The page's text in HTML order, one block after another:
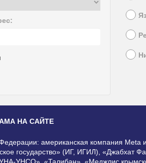
НА САЙТЕ
американская компания
государство» (ИГ, ИГИЛ), «Джабхат
УНСО», «Талибан», «Меджлис